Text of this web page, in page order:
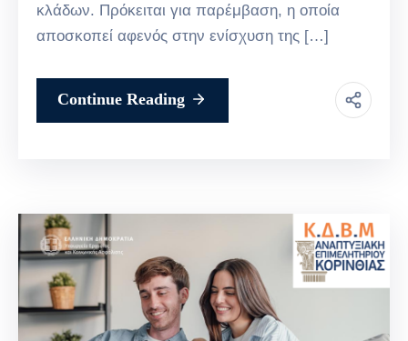
κλάδων. Πρόκειται για παρέμβαση, η οποία
αποσκοπεί αφενός στην ενίσχυση της […]
Continue Reading